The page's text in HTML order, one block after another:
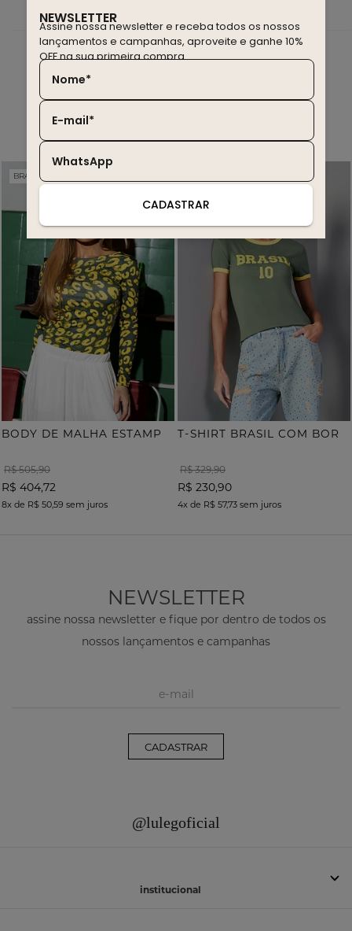
você também deve gostar
BRASIL EDITION
R$ 505,90
R$ 404,72
8x de R$ 50,59 sem juros
R$ 329,90
R$ 230,90
4x de R$ 57,73 sem juros
NEWSLETTER
assine nossa newsletter e fique por dentro de todos os
nossos lançamentos e campanhas
CADASTRAR
@lulegoficial
institucional
NEWSLETTER
Assine nossa newsletter e receba todos os nossos
lançamentos e campanhas, aproveite e ganhe 10%
OFF na sua primeira compra.
Nome*
E-mail*
WhatsApp
CADASTRAR